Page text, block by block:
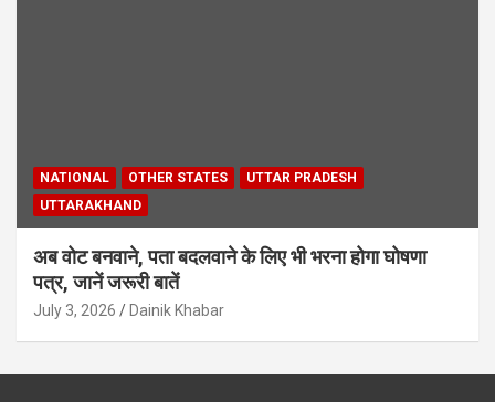
NATIONAL OTHER STATES
UTTAR PRADESH
UTTARAKHAND
अब वोट बनवाने, पता बदलवाने के लिए भी भरना होगा घोषणा
पत्र, जानें जरूरी बातें
July 3, 2026 Dainik Khabar